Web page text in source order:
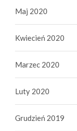
Maj 2020
Kwiecień 2020
Marzec 2020
Luty 2020
Grudzień 2019